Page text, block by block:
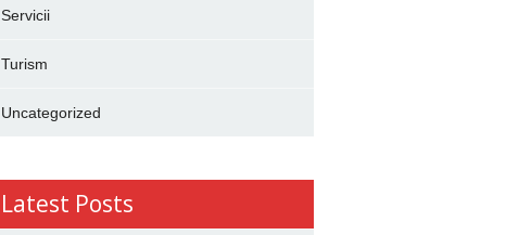
Servicii
Turism
Uncategorized
Latest Posts